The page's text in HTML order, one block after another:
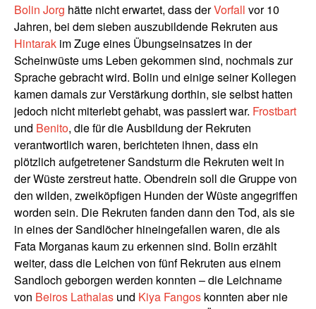
Bolin Jorg hätte nicht erwartet, dass derVorfall vor 10
Jahren, bei dem sieben auszubildende Rekruten aus
Hintarak im Zuge eines Übungseinsatzes in der
Scheinwüste ums Leben gekommen sind, nochmals zur
Sprache gebracht wird. Bolin und einige seiner Kollegen
kamen damals zur Verstärkung dorthin, sie selbst hatten
jedoch nicht miterlebt gehabt, was passiert war. Frostbart
und Benito, die für die Ausbildung der Rekruten
verantwortlich waren, berichteten ihnen, dass ein
plötzlich aufgetretener Sandsturm die Rekruten weit in
der Wüste zerstreut hatte. Obendrein soll die Gruppe von
den wilden, zweiköpfigen Hunden der Wüste angegriffen
worden sein. Die Rekruten fanden dann den Tod, als sie
in eines der Sandlöcher hineingefallen waren, die als
Fata Morganas kaum zu erkennen sind. Bolin erzählt
weiter, dass die Leichen von fünf Rekruten aus einem
Sandloch geborgen werden konnten – die Leichname
von Beiros Lathalas und Kiya Fangos konnten aber nie